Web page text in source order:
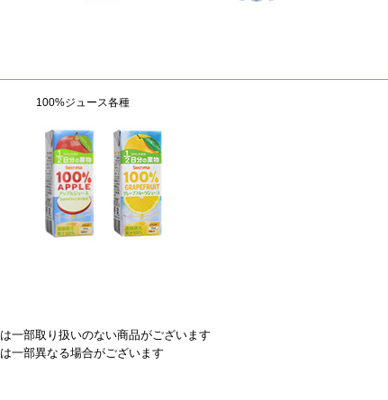
100%ジュース各種
一部取り扱いのない商品がございます
一部異なる場合がございます